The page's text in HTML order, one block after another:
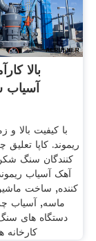
بالا
آسیاب
با کیفیت بالا و
ریموند. کاپا تعلیق
کنندگان سنگ
آهک آسیاب
کننده, ساخت
ماسه, آسیاب
دستگاه های
کارخانه